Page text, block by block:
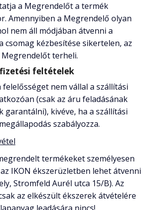
a Megrendelőt a termék
Amennyiben a Megrendelő olyan
nem áll módjában átvenni a
csomag kézbesítése sikertelen, az
terheli.
feltételek
felelősséget nem vállal a szállítási
(csak az áru feladásának
kivéve, ha a szállítási
szabályozza.
termékeket személyesen
IKON ékszerüzletben lehet átvenni
Stromfeld Aurél utca 15/B). Az
az elkészült ékszerek átvételére